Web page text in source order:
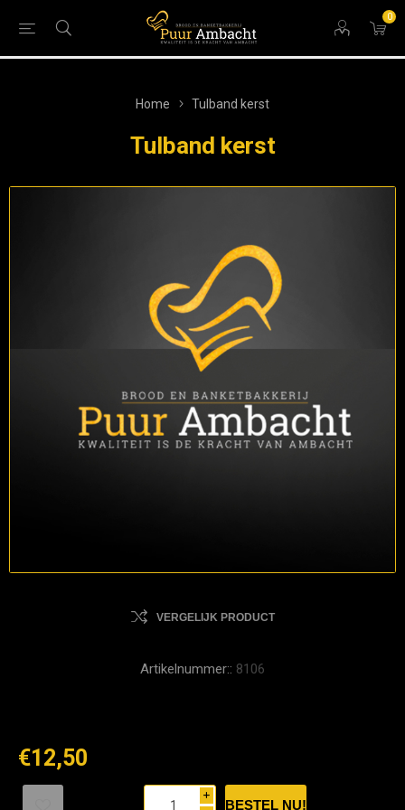
0
Home Tulband kerst
Tulband kerst
VERGELIJK PRODUCT
Artikelnummer:: 8106
€12,50
i